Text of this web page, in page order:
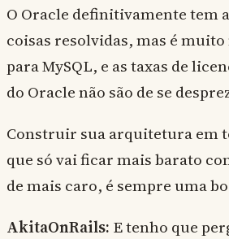
O Oracle definitivamente tem
coisas resolvidas, mas é
para MySQL, e as taxas de
do Oracle não são de se
Construir sua arquitetura em
que só vai ficar mais barato
de mais caro, é sempre uma
AkitaOnRails: E tenho que